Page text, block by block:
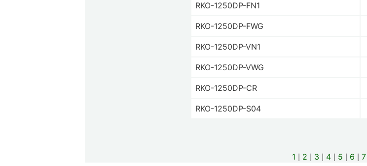
RKO-1250DP-FN1
RKO-1250DP-FWG
RKO-1250DP-VN1
RKO-1250DP-VWG
RKO-1250DP-CR
RKO-1250DP-S04
1 2 3 4 5 6 7